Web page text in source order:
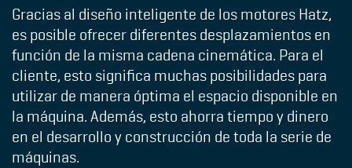
Gracias al diseño inteligente de los motores Hatz,
es posible ofrecer diferentes desplazamientos en
función de la misma cadena cinemática. Para el
cliente, esto significa muchas posibilidades para
utilizar de manera óptima el espacio disponible en
la máquina. Además, esto ahorra tiempo y dinero
en el desarrollo y construcción de toda la serie de
máquinas.